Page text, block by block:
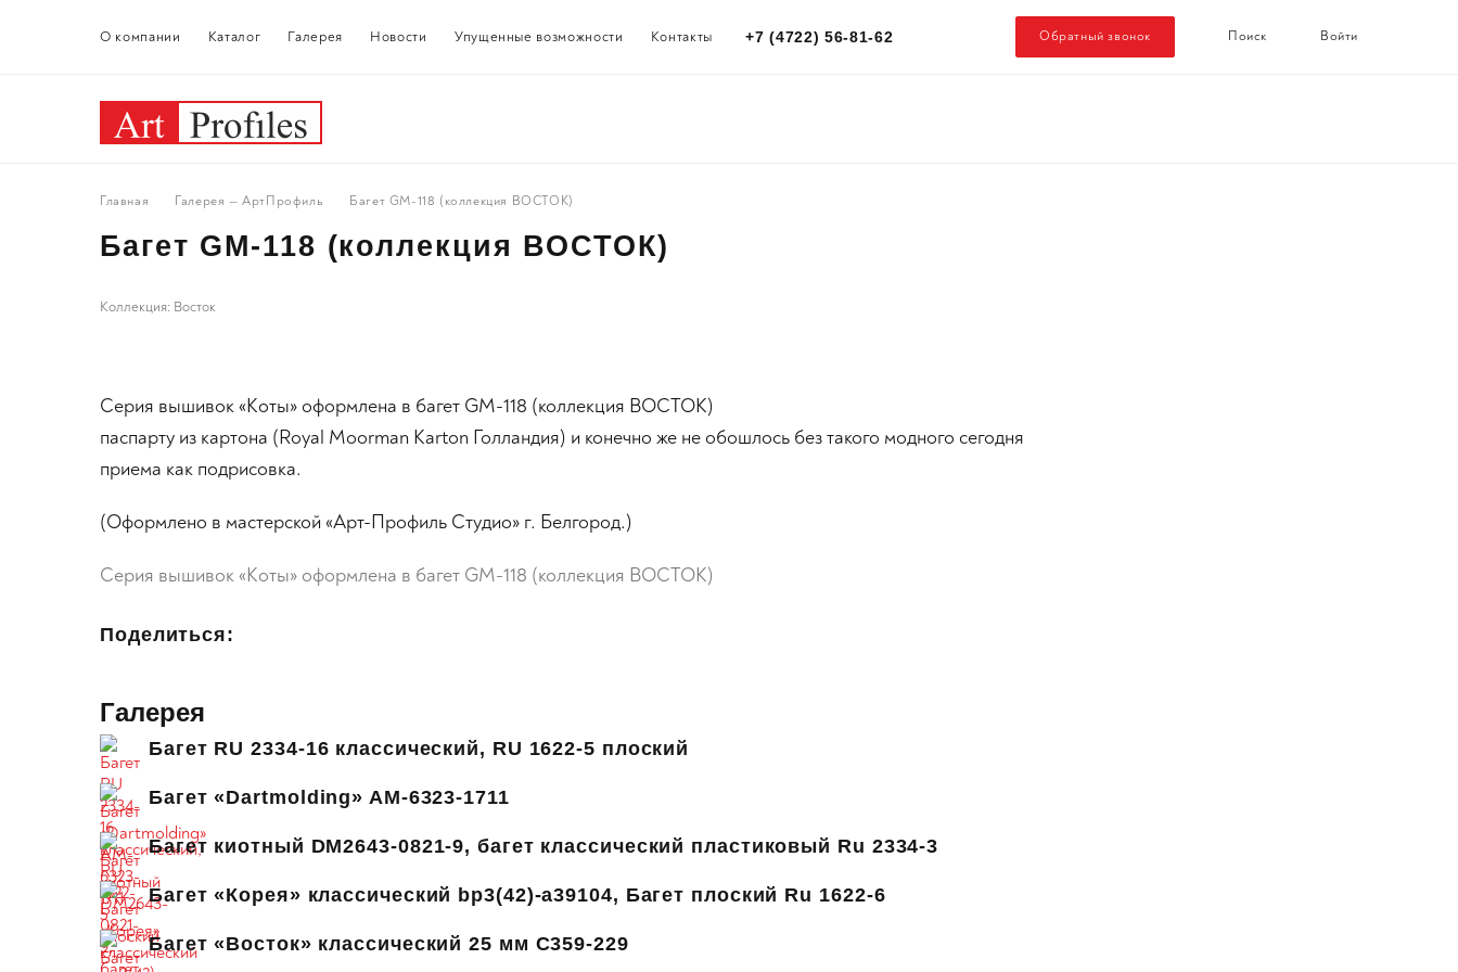
О компании Каталог Галерея Новости Упущенные возможности Контакты +7 (4722) 56-81-62 Обратный звонок Поиск Войти
Главная Галерея — АртПрофиль Багет GM-118 (коллекция ВОСТОК)
Багет GM-118 (коллекция ВОСТОК)
Коллекция: Восток
Серия вышивок «Коты» оформлена в багет GM-118 (коллекция ВОСТОК)
паспарту из картона (Royal Moorman Karton Голландия) и конечно же не обошлось без такого модного сегодня
приема как подрисовка.
(Оформлено в мастерской «Арт-Профиль Студио» г. Белгород.)
Серия вышивок «Коты» оформлена в багет GM-118 (коллекция ВОСТОК)
Поделиться:
Галерея
Багет RU 2334-16 классический, RU 1622-5 плоский
Багет «Dartmolding» AM-6323-1711
Багет киотный DM2643-0821-9, багет классический пластиковый Ru 2334-3
Багет «Корея» классический bp3(42)-a39104, Багет плоский Ru 1622-6
Багет «Восток» классический 25 мм C359-229